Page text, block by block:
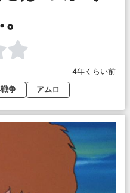
4年くらい前
争 アムロ